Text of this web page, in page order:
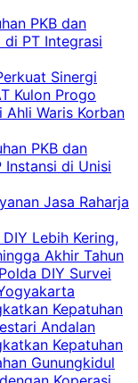
PKB dan
di PT Integrasi
Sinergi
Kulon Progo
Ahli Waris Korban
PKB dan
Instansi di Unisi
Jasa Raharja
Lebih Kering,
Akhir Tahun
DIY Survei
Kepatuhan
Andalan
Kepatuhan
Gunungkidul